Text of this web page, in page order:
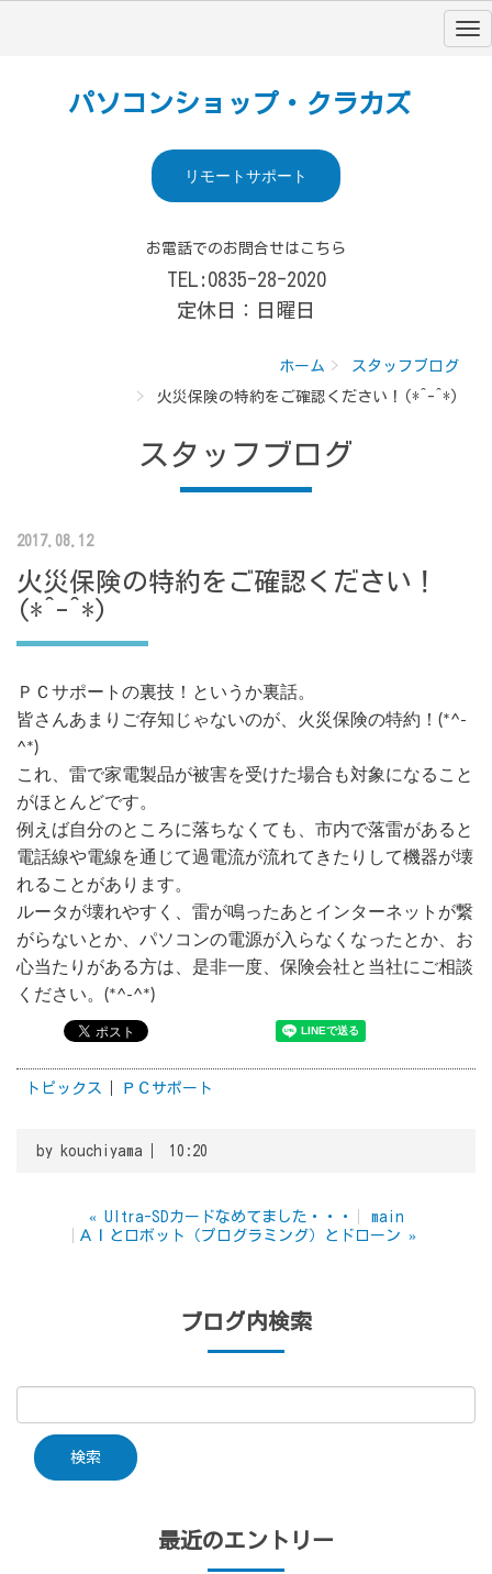
パソコンショップ・クラカズ
リモートサポート
お電話でのお問合せはこちら
TEL:0835-28-2020
定休日：日曜日
ホーム
スタッフブログ
火災保険の特約をご確認ください！(*^-^*)
スタッフブログ
2017.08.12
火災保険の特約をご確認ください！
(*^-^*)
ＰＣサポートの裏技！というか裏話。
皆さんあまりご存知じゃないのが、火災保険の特約！(*^-
^*)
これ、雷で家電製品が被害を受けた場合も対象になること
がほとんどです。
例えば自分のところに落ちなくても、市内で落雷があると
電話線や電線を通じて過電流が流れてきたりして機器が壊
れることがあります。
ルータが壊れやすく、雷が鳴ったあとインターネットが繋
がらないとか、パソコンの電源が入らなくなったとか、お
心当たりがある方は、是非一度、保険会社と当社にご相談
ください。(*^-^*)
トピックス ＰＣサポート
by kouchiyama 10:20
« Ultra-SDカードなめてました・・・
main
ＡＩとロボット（プログラミング）とドローン »
ブログ内検索
最近のエントリー